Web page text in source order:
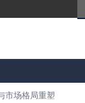
市场格局重塑